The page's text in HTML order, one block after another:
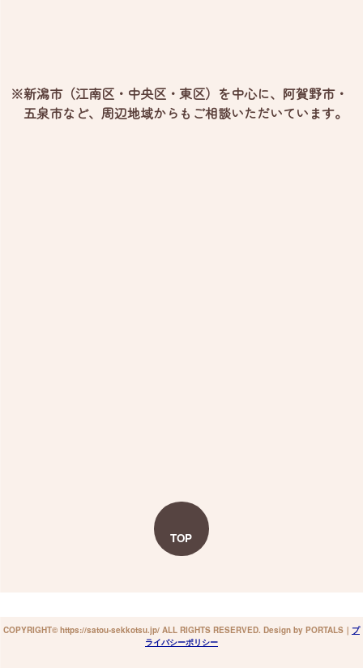
※新潟市（江南区・中央区・東区）を中心に、阿賀野市・
五泉市など、周辺地域からもご相談いただいています。
TOP
COPYRIGHT© https://satou-sekkotsu.jp/ ALL RIGHTS RESERVED. Design by PORTALS ｜ プ
ライバシーポリシー